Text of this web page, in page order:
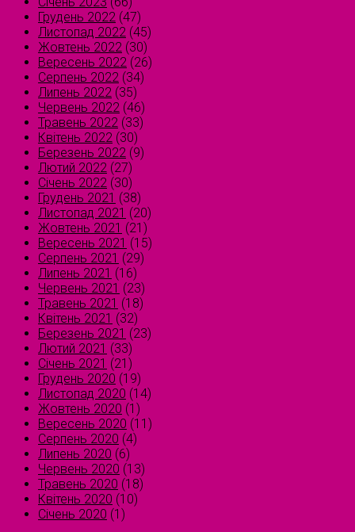
Грудень 2022 (47)
Листопад 2022 (45)
Жовтень 2022 (30)
Вересень 2022 (26)
Серпень 2022 (34)
Липень 2022 (35)
Червень 2022 (46)
Травень 2022 (33)
Квітень 2022 (30)
Березень 2022 (9)
Лютий 2022 (27)
Січень 2022 (30)
Грудень 2021 (38)
Листопад 2021 (20)
Жовтень 2021 (21)
Вересень 2021 (15)
Серпень 2021 (29)
Липень 2021 (16)
Червень 2021 (23)
Травень 2021 (18)
Квітень 2021 (32)
Березень 2021 (23)
Лютий 2021 (33)
Січень 2021 (21)
Грудень 2020 (19)
Листопад 2020 (14)
Жовтень 2020 (1)
Вересень 2020 (11)
Серпень 2020 (4)
Липень 2020 (6)
Червень 2020 (13)
Травень 2020 (18)
Квітень 2020 (10)
Січень 2020 (1)